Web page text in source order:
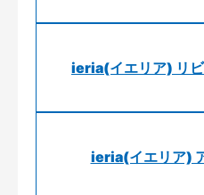
ieria(イエリア) リ
ieria(イエリア)